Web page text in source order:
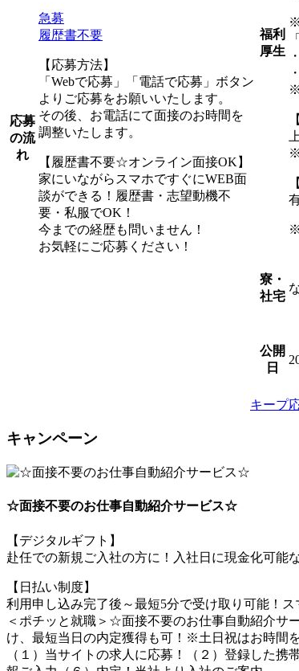
応募
の流
れ
急募
履歴書不要
【応募方法】
「Webで応募」「電話で応募」ボタン
よりご応募をお願いいたします。
その後、お電話にて面接のお時間を
調整いたします。
【履歴書不要☆オンライン面接OK】
家にいながらスマホですぐにWEB面
談ができる！履歴書・志望動機不
要・私服でOK！
今までの経歴も問いません！
お気軽にご応募ください！
福利
厚生
寮・
社宅
公開
日
キープ
キャンペーン
☆面接不要のお仕事自動紹介サービス☆
【デジタルギフト】
赴任での新規ご入社の方に！入社日に現金化可能
【日払い制度】
利用申し込み完了後～最短5分で受け取り可能！
＜ポチッと就職＞☆面接不要のお仕事自動紹介サ
け、最短当日の内定獲得も可！※土日祝はお時間
（１）当サイトの求人に応募！（２）登録した